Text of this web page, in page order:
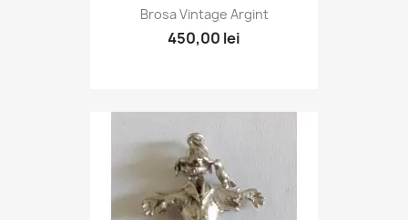
Brosa Vintage Argint
450,00 lei